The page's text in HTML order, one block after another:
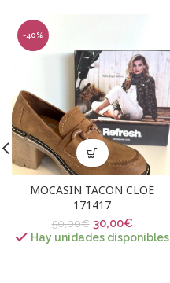
-40%
MOCASIN TACON CLOE
171417
50,00€ 30,00€
Hay unidades disponibles